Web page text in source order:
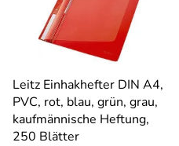
Leitz Einhakhefter DIN A4,
PVC, rot, blau, grün, grau,
kaufmännische Heftung,
250 Blätter